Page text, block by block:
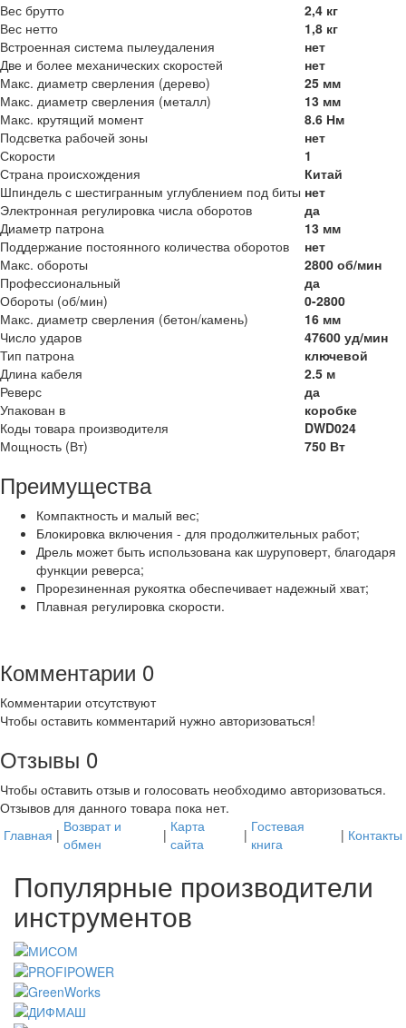
Вес брутто
2,4 кг
Вес нетто
1,8 кг
Встроенная система пылеудаления
нет
Две и более механических скоростей
нет
Макс. диаметр сверления (дерево)
25 мм
Макс. диаметр сверления (металл)
13 мм
Макс. крутящий момент
8.6 Нм
Подсветка рабочей зоны
нет
Скорости
1
Страна происхождения
Китай
Шпиндель с шестигранным углублением под биты нет
Электронная регулировка числа оборотов
да
Диаметр патрона
13 мм
Поддержание постоянного количества оборотов
нет
Макс. обороты
2800 об/мин
Профессиональный
да
Обороты (об/мин)
0-2800
Макс. диаметр сверления (бетон/камень)
16 мм
Число ударов
47600 уд/мин
Тип патрона
ключевой
Длина кабеля
2.5 м
Реверс
да
Упакован в
коробке
Коды товара производителя
DWD024
Мощность (Вт)
750 Вт
Преимущества
Компактность и малый вес;
Блокировка включения - для продолжительных работ;
Дрель может быть использована как шуруповерт, благодаря
функции реверса;
Прорезиненная рукоятка обеспечивает надежный хват;
Плавная регулировка скорости.
Комментарии 0
Комментарии отсутствуют
Чтобы оставить комментарий нужно авторизоваться!
Отзывы 0
Чтобы оcтавить отзыв и голосовать необходимо авторизоваться.
Отзывов для данного товара пока нет.
Главная | Возврат и
обмен
| Карта
сайта
| Гостевая
книга
| Контакты
Популярные производители
инструментов